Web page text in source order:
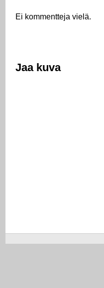
Ei kommentteja vielä.
Jaa kuva